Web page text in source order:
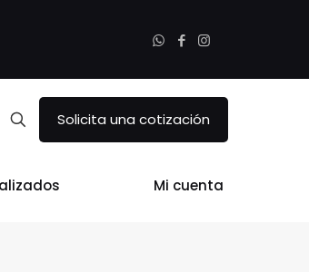
Solicita una cotización
Mi cuenta